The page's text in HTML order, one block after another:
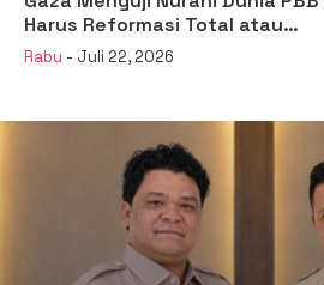
Harus Reformasi Total atau
Kehilangan Legitimasi
Rabu - Juli 22, 2026